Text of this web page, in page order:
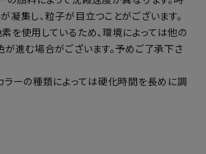
凝集し、粒子が目立つことがございます。
を使用しているため、環境によっては他の
が進む場合がございます。予めご了承下さ
ラーの種類によっては硬化時間を長めに調